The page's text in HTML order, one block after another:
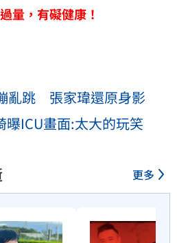
量，有礙健康！
亂跳 張家瑋還原身影
ICU畫面:太大的玩笑
更多